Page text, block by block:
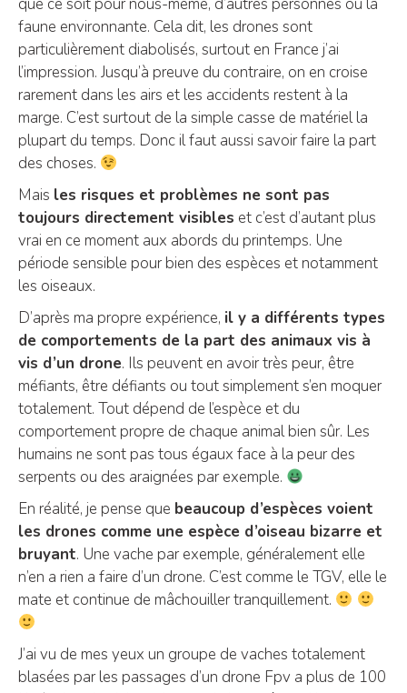
faune environnante. Cela dit, les drones sont
particulièrement diabolisés, surtout en France j’ai
l’impression. Jusqu’à preuve du contraire, on en croise
rarement dans les airs et les accidents restent à la
marge. C’est surtout de la simple casse de matériel la
plupart du temps. Donc il faut aussi savoir faire la part
des choses.
Mais les risques et problèmes ne sont pas
toujours directement visibles et c’est d’autant plus
vrai en ce moment aux abords du printemps. Une
période sensible pour bien des espèces et notamment
les oiseaux.
D’après ma propre expérience, il y a différents types
de comportements de la part des animaux vis à
vis d’un drone. Ils peuvent en avoir très peur, être
méfiants, être défiants ou tout simplement s’en moquer
totalement. Tout dépend de l’espèce et du
comportement propre de chaque animal bien sûr. Les
humains ne sont pas tous égaux face à la peur des
serpents ou des araignées par exemple.
En réalité, je pense que beaucoup d’espèces voient
les drones comme une espèce d’oiseau bizarre et
bruyant. Une vache par exemple, généralement elle
n’en a rien a faire d’un drone. C’est comme le TGV, elle le
mate et continue de mâchouiller tranquillement.
J’ai vu de mes yeux un groupe de vaches totalement
blasées par les passages d’un drone Fpv a plus de 100